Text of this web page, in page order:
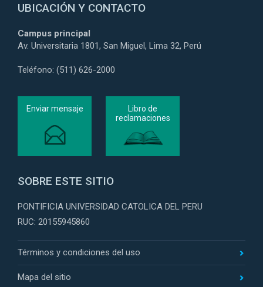
UBICACIÓN Y CONTACTO
Campus principal
Av. Universitaria 1801, San Miguel, Lima 32, Perú
Teléfono: (511) 626-2000
Enviar mensaje
Libro de
reclamaciones
SOBRE ESTE SITIO
PONTIFICIA UNIVERSIDAD CATOLICA DEL PERU
RUC: 20155945860
Términos y condiciones del uso
Mapa del sitio